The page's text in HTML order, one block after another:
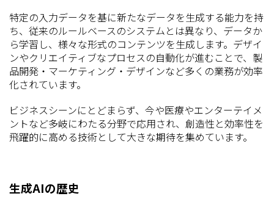
特定の入力データを基に新たなデータを生成する能力を持
ち、従来のルールベースのシステムとは異なり、データか
ら学習し、様々な形式のコンテンツを生成します。デザイ
ンやクリエイティブなプロセスの自動化が進むことで、製
品開発・マーケティング・デザインなど多くの業務が効率
化されています。
ビジネスシーンにとどまらず、今や医療やエンターテイメ
ントなど多岐にわたる分野で応用され、創造性と効率性を
飛躍的に高める技術として大きな期待を集めています。
生成AIの歴史